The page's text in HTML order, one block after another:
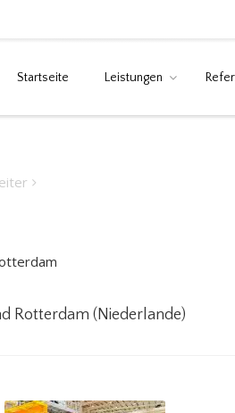
Startseite Leistungen
Rotterdam (Niederlande)